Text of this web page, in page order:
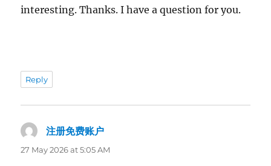
interesting. Thanks. I have a question for you.
Reply
注册免费账户
27 May 2026 at 5:05 AM